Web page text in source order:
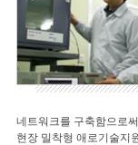
네트워크를 구축함으로
현장 밀착형 애로기술지